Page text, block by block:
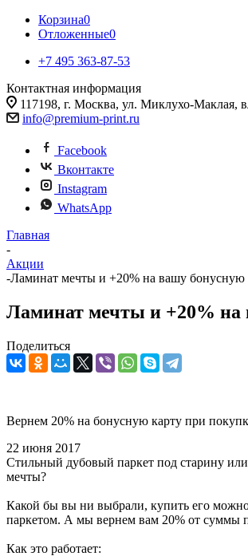
Корзина0
Отложенные0
+7 495 363-87-53
Контактная информация
117198, г. Москва, ул. Миклухо-Маклая,
info@premium-print.ru
Facebook
Вконтакте
Instagram
WhatsApp
Главная
-
Акции
-Ламинат мечты и +20% на вашу бонусную
Ламинат мечты и +20% на
Поделиться
Вернем 20% на бонусную карту при
22 июня 2017
Стильный дубовый паркет под старину
мечты?
Какой бы вы ни выбрали, купить его
паркетом. А мы вернем вам 20% от суммы
Как это работает: